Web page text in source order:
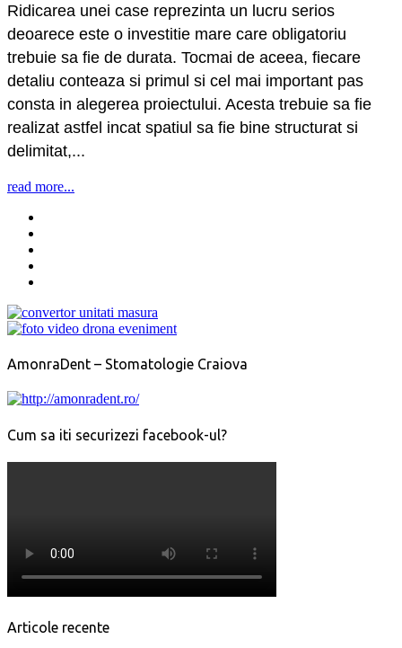
Ridicarea unei case reprezinta un lucru serios
deoarece este o investitie mare care obligatoriu
trebuie sa fie de durata. Tocmai de aceea, fiecare
detaliu conteaza si primul si cel mai important pas
consta in alegerea proiectului. Acesta trebuie sa fie
realizat astfel incat spatiul sa fie bine structurat si
delimitat,...
read more...
AmonraDent – Stomatologie Craiova
Cum sa iti securizezi facebook-ul?
Articole recente